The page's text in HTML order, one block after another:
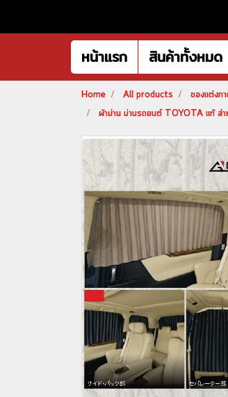
หน้าแรก สินค้าทั้งหมด
Home All products
ของแต่งภ
ผ้าม่าน ม่านรถยนต์ TOYOTA แท้ ส